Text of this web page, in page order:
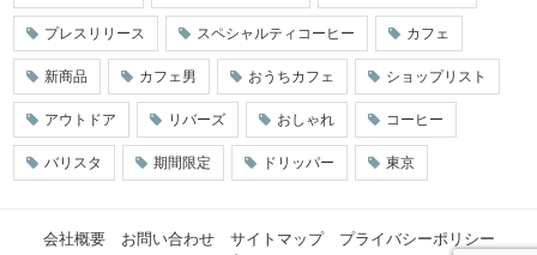
プレスリリース スペシャルティコーヒー カフェ
新商品 カフェ男 おうちカフェ ショップリスト
アウトドア リバーズ おしゃれ コーヒー
バリスタ 期間限定 ドリッパー 東京
会社概要 お問い合わせ サイトマップ
プライバシーポリシー